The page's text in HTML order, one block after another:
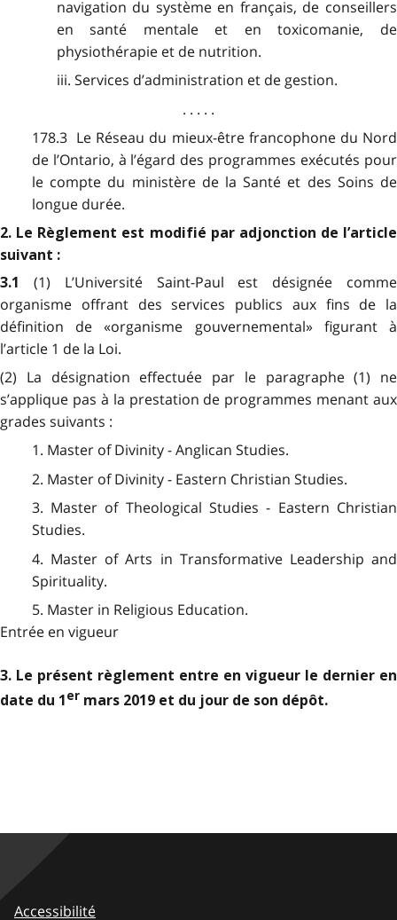
navigation du système en français, de conseillers
en santé mentale et en toxicomanie, de
physiothérapie et de nutrition.
iii. Services d’administration et de gestion.
. . . . .
178.3 Le Réseau du mieux-être francophone du Nord
de l’Ontario, à l’égard des programmes exécutés pour
le compte du ministère de la Santé et des Soins de
longue durée.
2. Le Règlement est modifié par adjonction de l’article
suivant :
3.1 (1) L’Université Saint-Paul est désignée comme
organisme offrant des services publics aux fins de la
définition de «organisme gouvernemental» figurant à
l’article 1 de la Loi.
(2) La désignation effectuée par le paragraphe (1) ne
s’applique pas à la prestation de programmes menant aux
grades suivants :
1. Master of Divinity - Anglican Studies.
2. Master of Divinity - Eastern Christian Studies.
3. Master of Theological Studies - Eastern Christian
Studies.
4. Master of Arts in Transformative Leadership and
Spirituality.
5. Master in Religious Education.
Entrée en vigueur
3. Le présent règlement entre en vigueur le dernier en
date du 1 er mars 2019 et du jour de son dépôt.
Accessibilité